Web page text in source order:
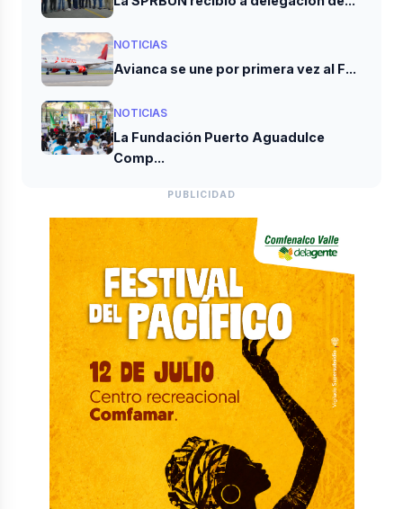
NOTICIAS
Avianca se une por primera vez al F...
NOTICIAS
La Fundación Puerto Aguadulce
Comp...
PUBLICIDAD